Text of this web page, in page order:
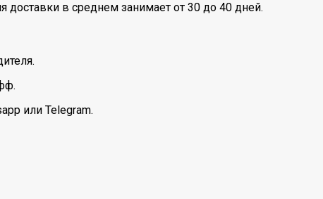
доставки в среднем занимает от 30 до 40 дней.
или Telegram.